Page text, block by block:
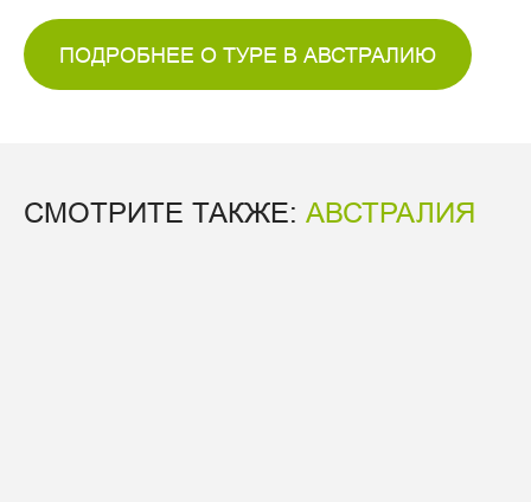
ПОДРОБНЕЕ О ТУРЕ В АВСТРАЛИЮ
СМОТРИТЕ ТАКЖЕ: АВСТРАЛИЯ